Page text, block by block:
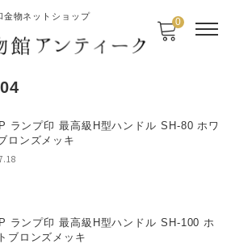
金物ネットショップ 0
ランプ印 最高級H型ハンドル SH-80 ホワ
ロンズメッキ
ランプ印 最高級H型ハンドル SH-100 ホ
ブロンズメッキ